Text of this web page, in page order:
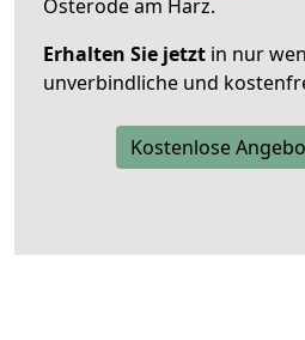
Osterode am Harz.
Erhalten Sie jetzt in nur
unverbindliche und
Kostenlose